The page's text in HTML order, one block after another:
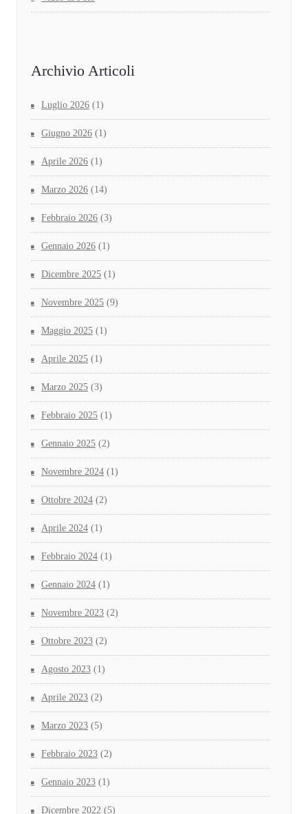
Archivio Articoli
Luglio 2026 (1)
Giugno 2026 (1)
Aprile 2026 (1)
Marzo 2026 (14)
Febbraio 2026 (3)
Gennaio 2026 (1)
Dicembre 2025 (1)
Novembre 2025 (9)
Maggio 2025 (1)
Aprile 2025 (1)
Marzo 2025 (3)
Febbraio 2025 (1)
Gennaio 2025 (2)
Novembre 2024 (1)
Ottobre 2024 (2)
Aprile 2024 (1)
Febbraio 2024 (1)
Gennaio 2024 (1)
Novembre 2023 (2)
Ottobre 2023 (2)
Agosto 2023 (1)
Aprile 2023 (2)
Marzo 2023 (5)
Febbraio 2023 (2)
Gennaio 2023 (1)
Dicembre 2022 (5)